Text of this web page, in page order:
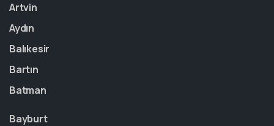
Artvin
Aydın
Balıkesir
Bartın
Batman
Bayburt